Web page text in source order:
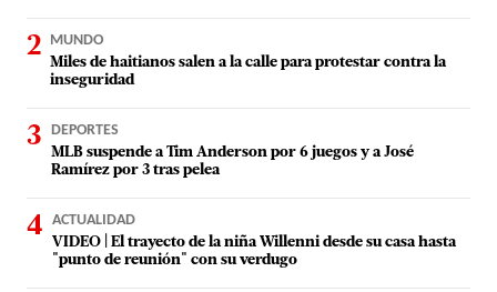
MUNDO
Miles de haitianos salen a la calle para protestar contra la
inseguridad
DEPORTES
MLB suspende a Tim Anderson por 6 juegos y a José
Ramírez por 3 tras pelea
ACTUALIDAD
VIDEO | El trayecto de la niña Willenni desde su casa hasta
"punto de reunión" con su verdugo